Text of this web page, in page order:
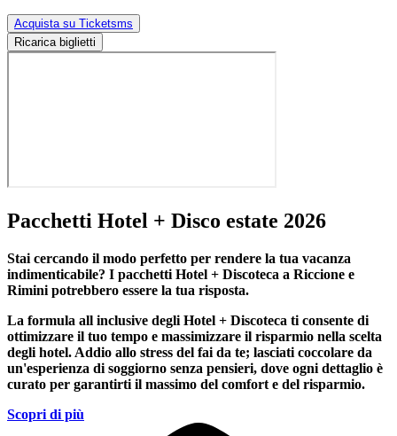
Acquista su Ticketsms
Ricarica biglietti
Pacchetti Hotel + Disco estate 2026
Stai cercando il modo perfetto per rendere la tua vacanza
indimenticabile? I pacchetti Hotel + Discoteca a Riccione e
Rimini potrebbero essere la tua risposta.
La formula all inclusive degli Hotel + Discoteca ti consente di
ottimizzare il tuo tempo e massimizzare il risparmio nella scelta
degli hotel. Addio allo stress del fai da te; lasciati coccolare da
un'esperienza di soggiorno senza pensieri, dove ogni dettaglio è
curato per garantirti il massimo del comfort e del risparmio.
Scopri di più